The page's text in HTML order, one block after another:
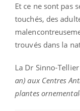
Et ce ne sont pas
touchés, des
trouvés dans la
La Dr Sinno-
an) aux Centres
plantes